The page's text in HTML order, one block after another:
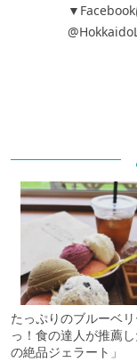
▼Facebook
たっぷりのブルーベ
っ！食の達人が推薦
の絶品ジェラート」